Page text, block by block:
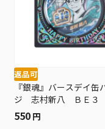
返品可
『銀魂』バースデイ缶
ジ 志村新八 ＢＥ３
550 円